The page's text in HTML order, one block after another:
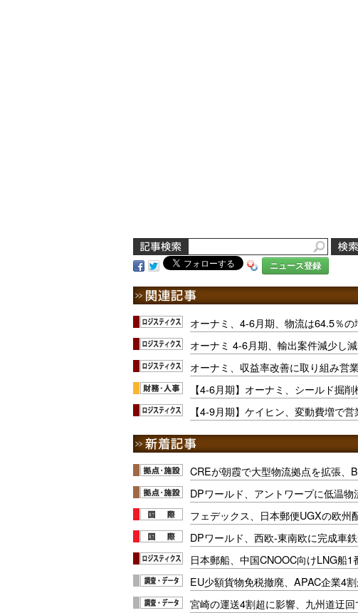
ニュース登録
オーナミ、4-6月期、物流は64.5％の
オーナミ 4-6月期、輸出案件減少し
オーナミ、収益率改善に取り組み営
【4-6月期】オーナミ、シールド掘
【4-9月期】ケイヒン、変動費増で
CREが朝霞で大型物流拠点を拡張、
DPワールド、アントワープに低温物
フェデックス、日本郵便UGXの欧州
DPワールド、西欧-東南欧に完成車
日本郵船、中国CNOOC向けLNG船1
EU少額貨物免税撤廃、APAC企業4
宮崎の運送4割超に影響、九州道迂